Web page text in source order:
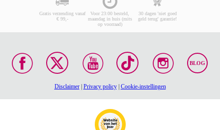
Gratis verzending vanaf
€ 99,-
Voor 23:00 besteld,
maandag in huis (mits
op voorraad)
30 dagen 'niet goed
geld terug' garantie!
BLOG
Disclaimer| Privacy policy| Cookie-instellingen